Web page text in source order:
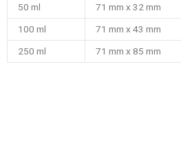
50 ml
71 mm x 32 mm
100 ml
71 mm x 43 mm
250 ml
71 mm x 85 mm